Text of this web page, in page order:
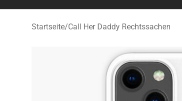
Startseite/Call Her Daddy Rechtssachen